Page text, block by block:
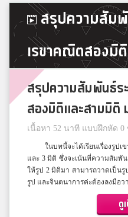
สรุปความสัมพั
เรขาคณิตสองมิ
สรุปความสัมพันธ์ร
สองมิติและสามมิติ
เนื้อหา 52 นาที แบบฝึกหัด 0
ในบทนี้จะได้เรียนเรื่องรู
และ 3 มิติ ซึ่งจะเน้นที่ความสัมพั
ให้รูป 2 มิติมา สามารถวาดเป็น
รูป และจินตนาการค่ะต้องลงมือ
ดู